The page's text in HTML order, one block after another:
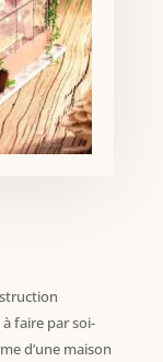
faire par soi-
d’une maison